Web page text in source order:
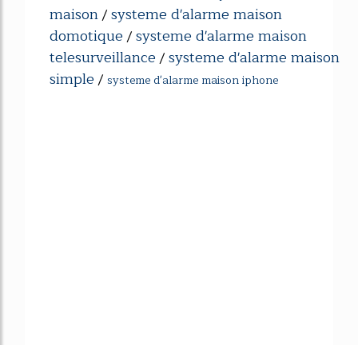
maison/systeme d'alarme maison
domotique/systeme d'alarme maison
telesurveillance/systeme d'alarme maison
simple/ systeme d'alarme maison iphone